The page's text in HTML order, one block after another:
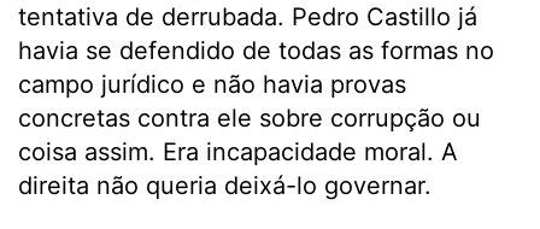
tentativa de derrubada. Pedro Castillo já
havia se defendido de todas as formas no
campo jurídico e não havia provas
concretas contra ele sobre corrupção ou
coisa assim. Era incapacidade moral. A
direita não queria deixá-lo governar.